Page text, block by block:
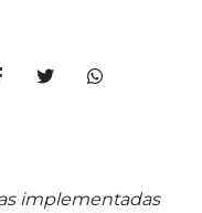
implementadas